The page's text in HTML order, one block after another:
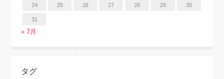
24 25 26 27 28 29 30
31
« 7月
タグ